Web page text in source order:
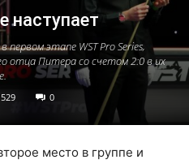
наступает
первом этапе WST Pro Series,
отца Питера со счетом 2:0 в их
0
место в группе и